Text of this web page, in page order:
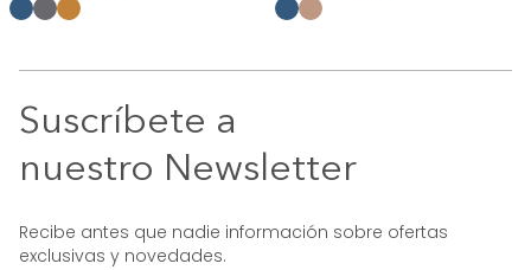
Suscríbete a
nuestro Newsletter
Recibe antes que nadie información sobre ofertas
exclusivas y novedades.